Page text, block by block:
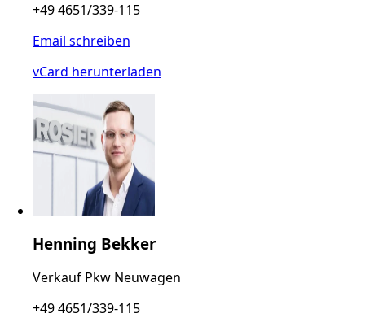
+49 4651/339-115
Email schreiben
vCard herunterladen
Henning Bekker
Verkauf Pkw Neuwagen
+49 4651/339-115